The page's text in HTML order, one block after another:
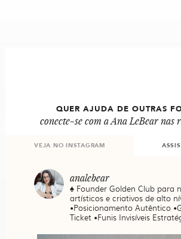
QUER AJUDA DE OUTRAS
conecte-se com a Ana LeBear nas
VEJA NO INSTAGRAM
analebear
♠️ Founder Golden Club para
artísticos e criativos de alto
•Posicionamento Autêntico
Ticket •Funis Invisíveis